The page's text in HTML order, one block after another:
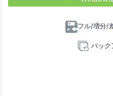
フル/増分/
バック